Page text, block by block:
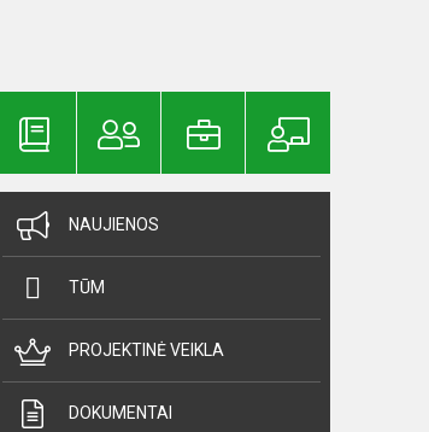
NAUJIENOS
TŪM
PROJEKTINĖ VEIKLA
DOKUMENTAI